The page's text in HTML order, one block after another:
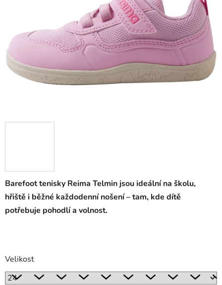
Barefoot tenisky Reima Telmin jsou ideální na školu,
hřiště i běžné každodenní nošení – tam, kde dítě
potřebuje pohodlí a volnost.
Velikost